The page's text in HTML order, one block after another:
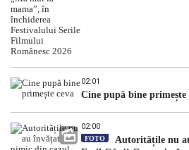
02:01
Cine pupă bine primește
02:00
FOTO
Autoritățile nu